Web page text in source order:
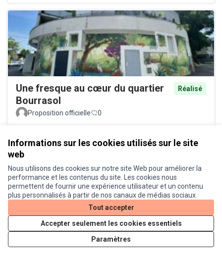
Informations sur les cookies utilisés sur le site
web
Nous utilisons des cookies sur notre site Web pour améliorer la
performance et les contenus du site. Les cookies nous
permettent de fournir une expérience utilisateur et un contenu
plus personnalisés à partir de nos canaux de médias sociaux.
Tout accepter
Accepter seulement les cookies essentiels
Paramètres
Une fresque au cœur du quartier
Bourrasol
Réalisé
Proposition officielle 0
Luttons contre les moustiques !
Proposition officielle
0